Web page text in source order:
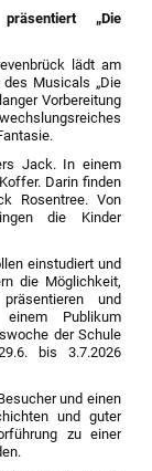
„Die
lädt am
Musicals „Die
Vorbereitung
Jack. In einem
Darin finden
Rosentree. Von
die Kinder
einstudiert und
die Möglichkeit,
und
Publikum
der Schule
bis 3.7.2026
und einen
und guter
zu einer